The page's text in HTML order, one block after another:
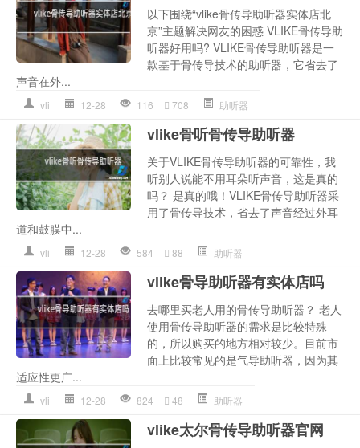
以下围绕“vlike骨传导助听器实体店北
京”主题解决网友的困惑 VLIKE骨传导助
听器好用吗? VLIKE骨传导助听器是一
款基于骨传导技术的助听器，它省去了
声音在外...
vli 12-28 116 708 助听器
vlike骨听骨传导助听器
关于VLIKE骨传导助听器的可靠性，我
听别人说能不用耳朵听声音，这是真的
吗？ 是真的哦！VLIKE骨传导助听器采
用了骨传导技术，省去了声音经过外耳
道和鼓膜中...
vli 12-28 584 88 助听器
vlike骨导助听器有实体店吗
去哪里买老人用的骨传导助听器？ 老人
使用骨传导助听器的需求是比较特殊
的，所以购买的地方相对较少。目前市
面上比较常见的是气导助听器，因为其
适应性更广...
vli 12-28 824 48 助听器
vlike太尔骨传导助听器官网